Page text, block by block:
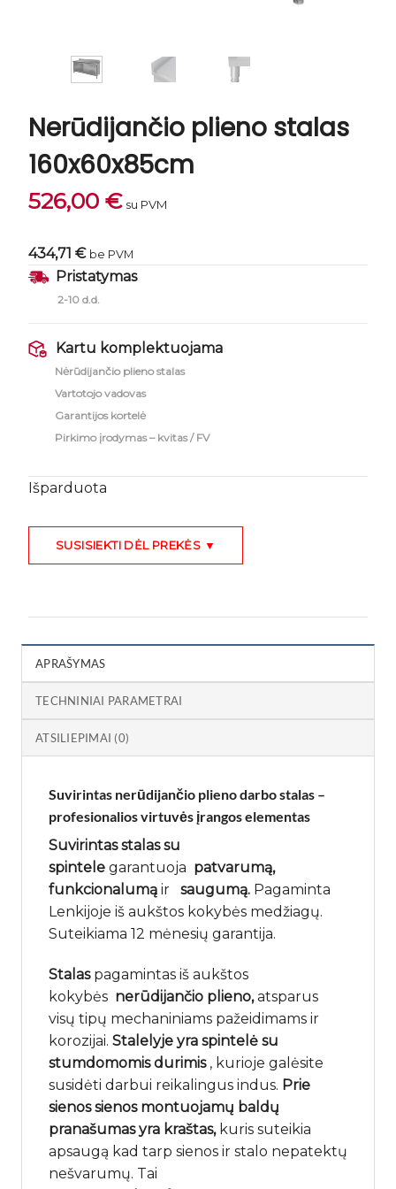
Nerūdijančio plieno stalas
160x60x85cm
526,00 € su PVM
434,71 € be PVM
Pristatymas
2-10 d.d.
Kartu komplektuojama
Nėrūdijančio plieno stalas
Vartotojo vadovas
Garantijos kortelė
Pirkimo įrodymas – kvitas / FV
Išparduota
SUSISIEKTI DĖL PREKĖS ▼
APRAŠYMAS
TECHNINIAI PARAMETRAI
ATSILIEPIMAI (0)
Suvirintas nerūdijančio plienodarbo stalas –
profesionalios virtuvės įrangos elementas
Suvirintas stalas su
spintele garantuoja patvarumą,
funkcionalumą ir saugumą. Pagaminta
Lenkijoje iš aukštos kokybės medžiagų.
Suteikiama 12 mėnesių garantija.
Stalaspagamintas iš aukštos
kokybės nerūdijančio plieno,atsparus
visų tipų mechaniniams pažeidimams ir
korozijai. Stalelyje yra spintelė su
stumdomomis durimis, kurioje galėsite
susidėti darbui reikalingus indus. Prie
sienossienos montuojamų baldų
pranašumas yra kraštas,kuris suteikia
apsaugą kad tarp sienos ir stalo nepatektų
nešvarumų. Tai